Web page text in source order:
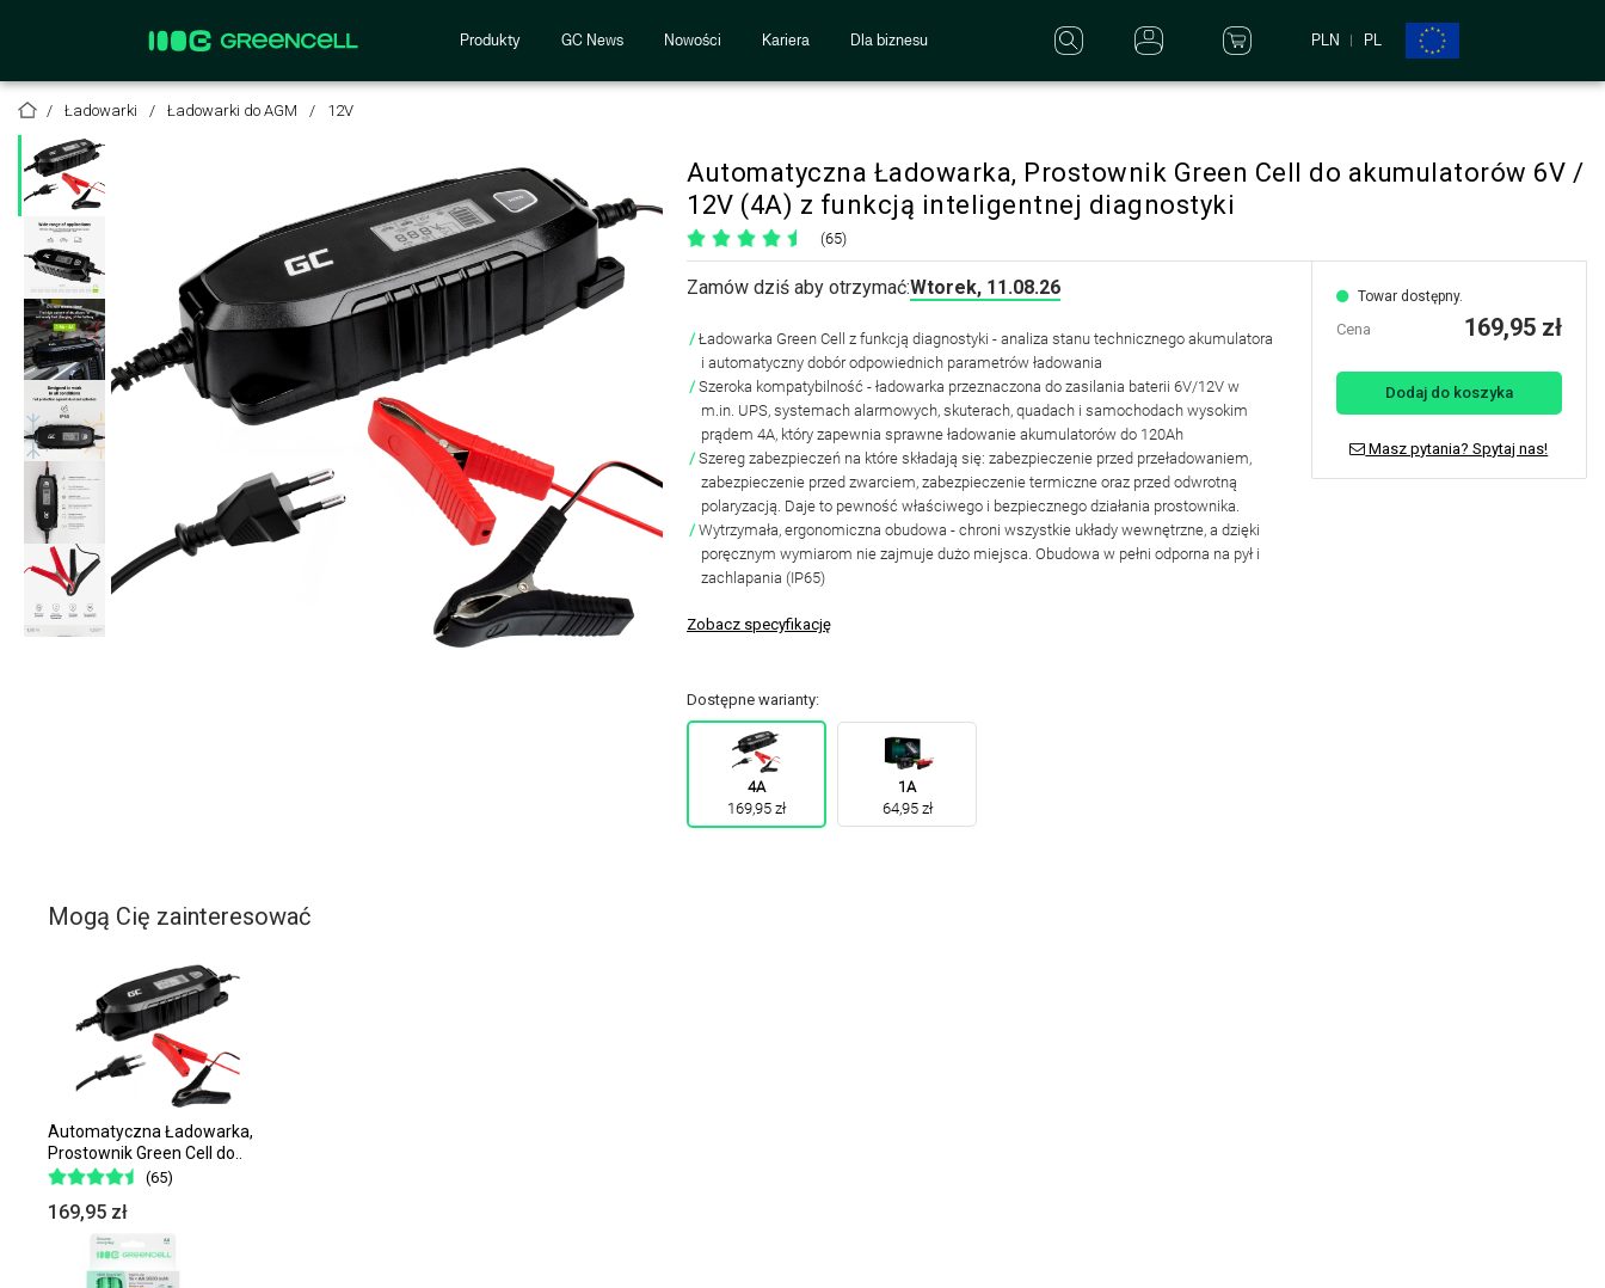
Produkty GC News Nowości Kariera Dla biznesu PLN PL
Ładowarki Ładowarki do AGM 12V
Automatyczna Ładowarka, Prostownik Green Cell do akumulatorów 6V /
12V (4A) z funkcją inteligentnej diagnostyki
(65)
Zamów dziś aby otrzymać:Wtorek, 11.08.26
Ładowarka Green Cell z funkcją diagnostyki - analiza stanu technicznego akumulatora
i automatyczny dobór odpowiednich parametrów ładowania
Szeroka kompatybilność - ładowarka przeznaczona do zasilania baterii 6V/12V w
m.in. UPS, systemach alarmowych, skuterach, quadach i samochodach wysokim
prądem 4A, który zapewnia sprawne ładowanie akumulatorów do 120Ah
Szereg zabezpieczeń na które składają się: zabezpieczenie przed przeładowaniem,
zabezpieczenie przed zwarciem, zabezpieczenie termiczne oraz przed odwrotną
polaryzacją. Daje to pewność właściwego i bezpiecznego działania prostownika.
Wytrzymała, ergonomiczna obudowa - chroni wszystkie układy wewnętrzne, a dzięki
poręcznym wymiarom nie zajmuje dużo miejsca. Obudowa w pełni odporna na pył i
zachlapania (IP65)
Zobacz specyfikację
Towar dostępny.
Cena 169,95 zł
Dodaj do koszyka
Masz pytania? Spytaj nas!
Dostępne warianty:
4A
169,95 zł
1A
64,95 zł
Mogą Cię zainteresować
Automatyczna Ładowarka,
Prostownik Green Cell do..
(65)
169,95 zł